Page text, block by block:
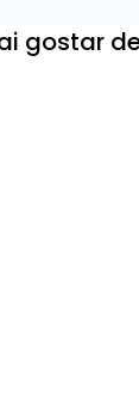
gostar